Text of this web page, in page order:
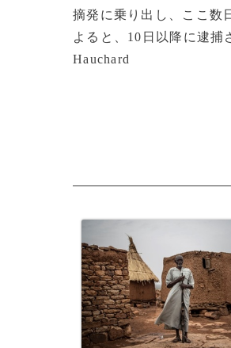
摘発に乗り出し、ここ数
よると、10日以降に逮捕
Hauchard